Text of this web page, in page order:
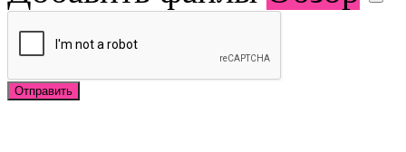
Отправить